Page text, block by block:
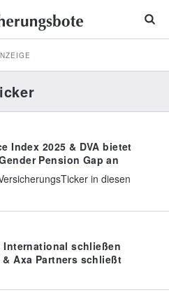
Index 2025 & DVA bietet
Pension Gap an
in diesen
International schließen
Axa Partners schließt